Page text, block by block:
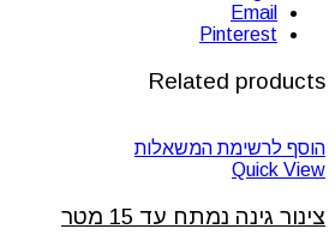
Email
Pinterest
Related products
הוסף לרשימת המשאלות
Quick View
צינור גינה נמתח עד 15 מטר